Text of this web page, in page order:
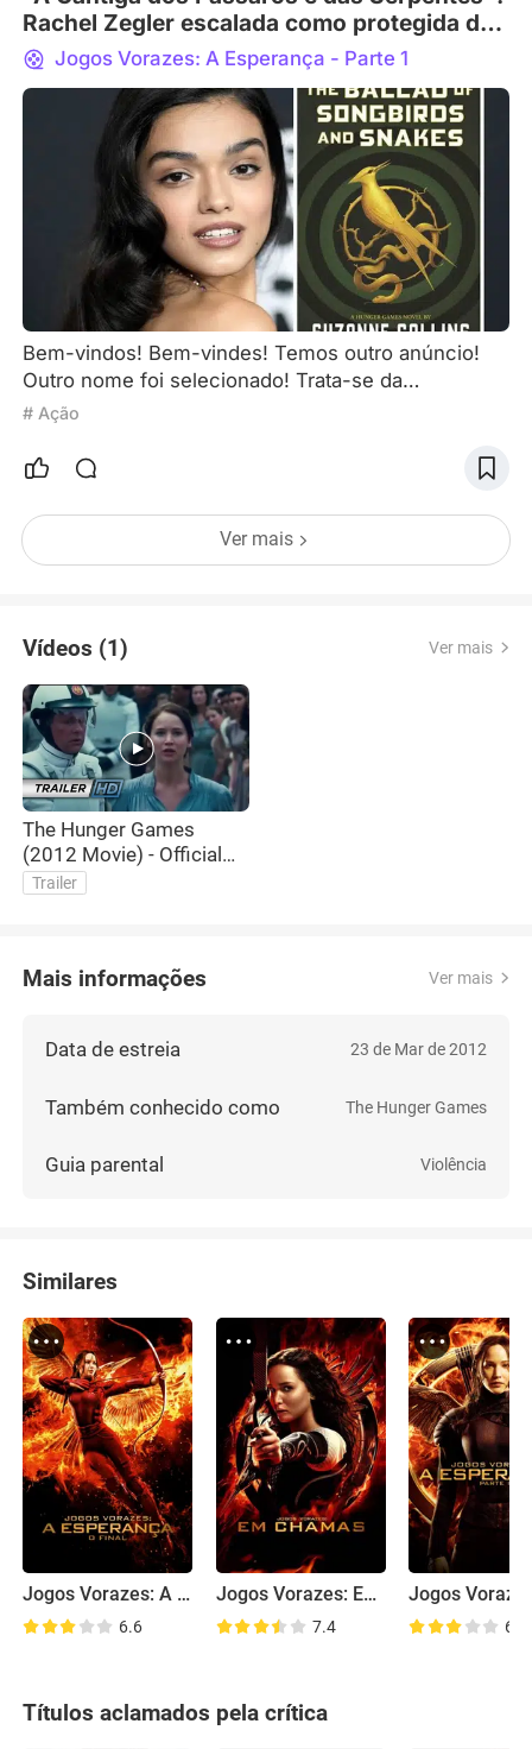
Rachel Zegler escalada como protegida do
jovem Snow
Jogos Vorazes: A Esperança - Parte 1
Bem-vindos! Bem-vindes! Temos outro anúncio!
Outro nome foi selecionado! Trata-se da
personagem Lucy Gray Baird, Tributo entre as
de águas na vida do jovem Coriolanus Snow. Como
Vorazes” (segue #resumão dos atrasados), vamos
voltar vários anos no tempo, para a época em que
o presidente psicopata
# Ação
Ver mais
Vídeos (1) Ver mais
The Hunger Games
(2012 Movie) - Official
Theatrical Trailer -
Trailer
Mais informações Ver mais
Data de estreia 23 de Mar de 2012
Também conhecido como The Hunger Games
Guia parental Violência
Similares
Jogos Vorazes: A Esperança - O Final
6.6
Jogos Vorazes: Em Chamas
7.4 6.6
Títulos aclamados pela crítica